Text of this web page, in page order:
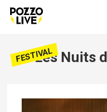
FESTIVALLes Nuits